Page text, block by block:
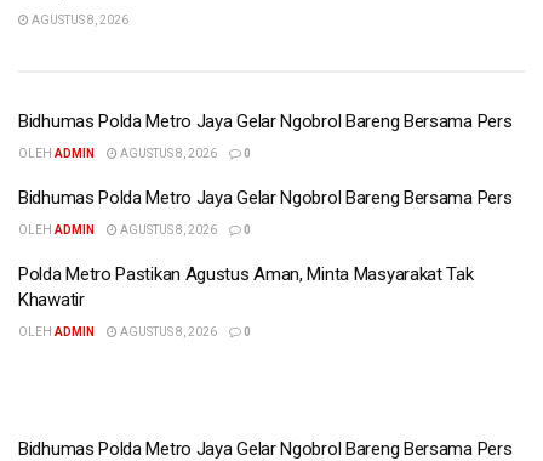
AGUSTUS 8, 2026
Bidhumas Polda Metro Jaya Gelar Ngobrol Bareng Bersama Pers
OLEH ADMIN AGUSTUS 8, 2026 0
Bidhumas Polda Metro Jaya Gelar Ngobrol Bareng Bersama Pers
OLEH ADMIN AGUSTUS 8, 2026 0
Polda Metro Pastikan Agustus Aman, Minta Masyarakat Tak
Khawatir
OLEH ADMIN AGUSTUS 8, 2026 0
Bidhumas Polda Metro Jaya Gelar Ngobrol
Bidhumas Polda Metro Jaya Gelar Ngobrol Bareng Bersama Pers